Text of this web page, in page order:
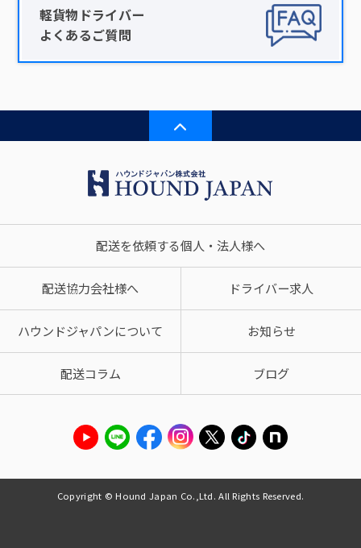
軽貨物ドライバー
よくあるご質問
配送を依頼する個人・法人様へ
配送協力会社様へ ドライバー求人
ハウンドジャパンについて お知らせ
配送コラム ブログ
Copyright © Hound Japan Co.,Ltd. All Rights Reserved.